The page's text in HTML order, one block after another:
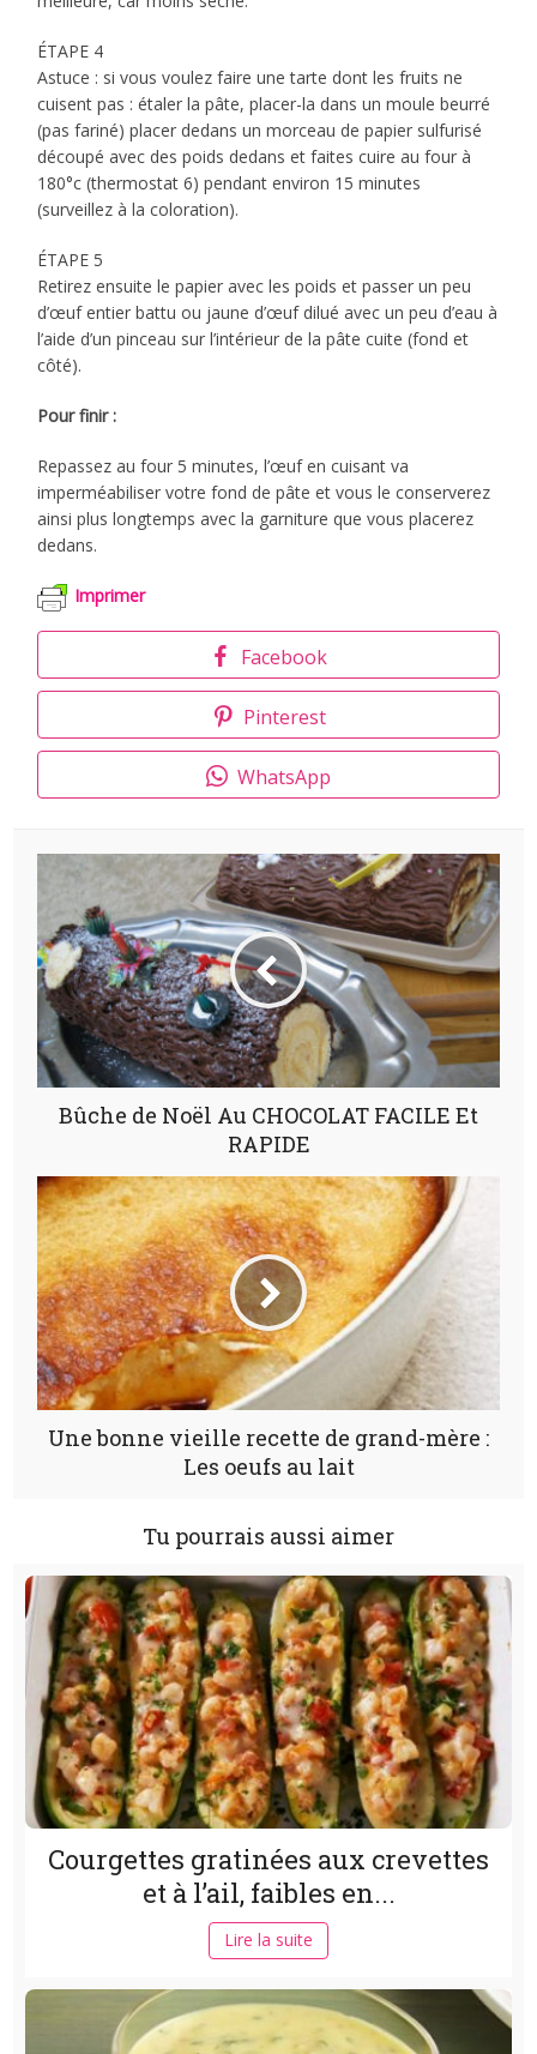
ÉTAPE 4
Astuce : si vous voulez faire une tarte dont les fruits ne
cuisent pas : étaler la pâte, placer-la dans un moule beurré
(pas fariné) placer dedans un morceau de papier sulfurisé
découpé avec des poids dedans et faites cuire au four à
180°c (thermostat 6) pendant environ 15 minutes
(surveillez à la coloration).
ÉTAPE 5
Retirez ensuite le papier avec les poids et passer un peu
d’œuf entier battu ou jaune d’œuf dilué avec un peu d’eau à
l’aide d’un pinceau sur l’intérieur de la pâte cuite (fond et
côté).
Pour finir :
Repassez au four 5 minutes, l’œuf en cuisant va
imperméabiliser votre fond de pâte et vous le conserverez
ainsi plus longtemps avec la garniture que vous placerez
dedans.
Imprimer
Facebook
Pinterest
WhatsApp
Bûche de Noël Au CHOCOLAT FACILE Et
RAPIDE
Une bonne vieille recette de grand-mère :
Les oeufs au lait
Tu pourrais aussi aimer
Courgettes gratinées aux crevettes
et à l’ail, faibles en...
Lire la suite